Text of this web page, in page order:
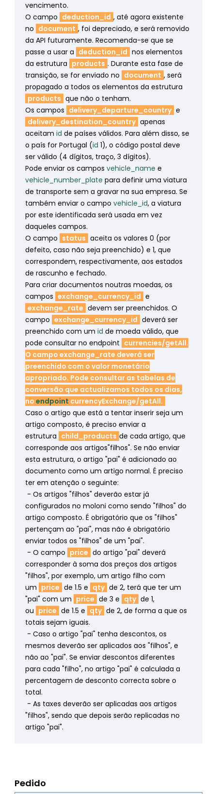
vencimento.
O campo deduction_id , até agora existente
no document , foi depreciado, e será removido
da API futuramente. Recomenda-se que se
passe a usar a deduction_id nos elementos
da estrutura products . Durante esta fase de
transição, se for enviado no document , será
propagado a todos os elementos da estrutura
products que não o tenham.
Os campos delivery_departure_country e
delivery_destination_country apenas
aceitam id de países válidos. Para além disso, se
o país for Portugal (id 1), o código postal deve
ser válido (4 dígitos, traço, 3 dígitos).
Pode enviar os campos vehicle_name e
vehicle_number_plate para definir uma viatura
de transporte sem a gravar na sua empresa. Se
também enviar o campo vehicle_id, a viatura
por este identificada será usada em vez
daqueles campos.
O campo status aceita os valores 0 (por
defeito, caso não seja preenchido) e 1, que
correspondem, respectivamente, aos estados
de rascunho e fechado.
Para criar documentos noutras moedas, os
campos exchange_currency_id e
exchange_rate devem ser preenchidos. O
campo exchange_currency_id deverá ser
preenchido com um id de moeda válido, que
pode consultar no endpoint currencies/getAll.
O campo exchange_rate deverá ser
preenchido com o valor monetário
apropriado. Pode consultar as tabelas de
conversão que actualizamos todos os dias,
no endpoint currencyExchange/getAll.
Caso o artigo que está a tentar inserir seja um
artigo composto, é preciso enviar a
estrutura child_products de cada artigo, que
corresponde aos artigos"filhos". Se não enviar
esta estrutura, o artigo "pai" é adicionado ao
documento como um artigo normal. É preciso
ter em atenção o seguinte:
- Os artigos "filhos" deverão estar já
configurados no moloni como sendo "filhos" do
artigo composto. É obrigatório que os "filhos"
pertençam ao "pai", mas não é obrigatório
enviar todos os "filhos" de um "pai".
- O campo price do artigo "pai" deverá
corresponder à soma dos preços dos artigos
"filhos", por exemplo, um artigo filho com
um price de 1.5 e qty de 2, terá que ter um
"pai" com um price de 3 e qty de 1,
ou price de 1.5 e qty de 2, de forma a que os
totais sejam iguais.
- Caso o artigo "pai" tenha descontos, os
mesmos deverão ser aplicados aos "filhos", e
não ao "pai". Se enviar descontos diferentes
para cada "filho", no artigo "pai" é calculada a
percentagem de desconto correcta sobre o
total.
- As taxes deverão ser aplicadas aos artigos
"filhos", sendo que depois serão replicadas no
artigo "pai".
Pedido